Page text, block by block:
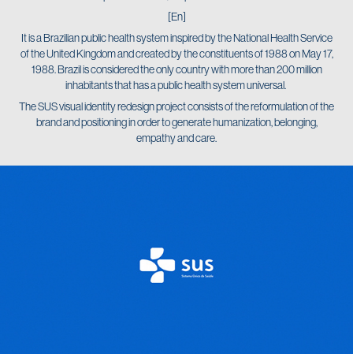
[En]
It is a Brazilian public health system inspired by the National Health Service
of the United Kingdom and created by the constituents of 1988 on May 17,
1988. Brazil is considered the only country with more than 200 million
inhabitants that has a public health system universal.
The SUS visual identity redesign project consists of the reformulation of the
brand and positioning in order to generate humanization, belonging,
empathy and care.